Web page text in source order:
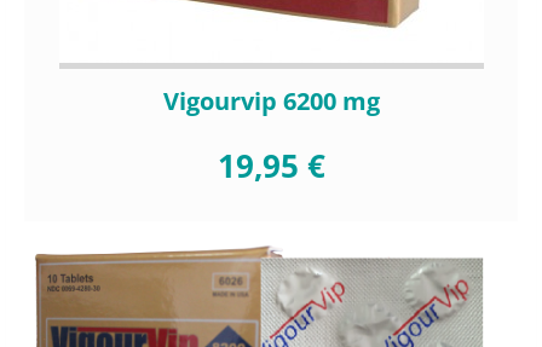
Vigourvip 6200 mg
19,95 €